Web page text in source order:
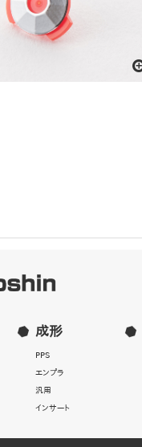
成形
PPS
エンプラ
汎用
インサート